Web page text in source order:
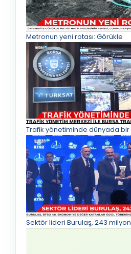
Metronun yeni rotası: Görükle
Trafik yönetiminde dünyada bir
Sektör lideri Burulaş, 243 milyon